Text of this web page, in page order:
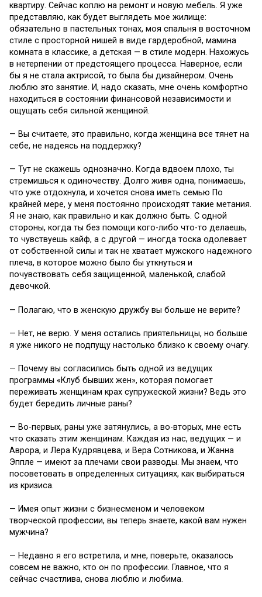
квартиру. Сейчас коплю на ремонт и новую мебель. Я уже
представляю, как будет выглядеть мое жилище:
обязательно в пастельных тонах, моя спальня в восточном
стиле с просторной нишей в виде гардеробной, мамина
комната в классике, а детская — в стиле модерн. Нахожусь
в нетерпении от предстоящего процесса. Наверное, если
бы я не стала актрисой, то была бы дизайнером. Очень
люблю это занятие. И, надо сказать, мне очень комфортно
находиться в состоянии финансовой независимости и
ощущать себя сильной женщиной.
— Вы считаете, это правильно, когда женщина все тянет на
себе, не надеясь на поддержку?
— Тут не скажешь однозначно. Когда вдвоем плохо, ты
стремишься к одиночеству. Долго живя одна, понимаешь,
что уже отдохнула, и хочется снова иметь семью По
крайней мере, у меня постоянно происходят такие метания.
Я не знаю, как правильно и как должно быть. С одной
стороны, когда ты без помощи кого-либо что-то делаешь,
то чувствуешь кайф, а с другой — иногда тоска одолевает
от собственной силы и так не хватает мужского надежного
плеча, в которое можно было бы уткнуться и
почувствовать себя защищенной, маленькой, слабой
девочкой.
— Полагаю, что в женскую дружбу вы больше не верите?
— Нет, не верю. У меня остались приятельницы, но больше
я уже никого не подпущу настолько близко к своему очагу.
— Почему вы согласились быть одной из ведущих
программы «Клуб бывших жен», которая помогает
переживать женщинам крах супружеской жизни? Ведь это
будет бередить личные раны?
— Во-первых, раны уже затянулись, а во-вторых, мне есть
что сказать этим женщинам. Каждая из нас, ведущих — и
Аврора, и Лера Кудрявцева, и Вера Сотникова, и Жанна
Эппле — имеют за плечами свои разводы. Мы знаем, что
посоветовать в определенных ситуациях, как выбираться
из кризиса.
— Имея опыт жизни с бизнесменом и человеком
творческой профессии, вы теперь знаете, какой вам нужен
мужчина?
— Недавно я его встретила, и мне, поверьте, оказалось
совсем не важно, кто он по профессии. Главное, что я
сейчас счастлива, снова люблю и любима.